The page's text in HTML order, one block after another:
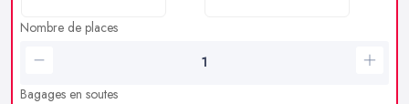
Nombre de places
Bagages en soutes